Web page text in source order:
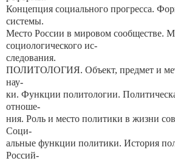
Концепция социального прогресса.
системы.
Место России в мировом сообществе.
социологического ис-
следования.
ПОЛИТОЛОГИЯ. Объект, предмет и
нау-
ки. Функции политологии.
отноше-
ния. Роль и место политики в жизни
Соци-
альные функции политики. История
Россий-